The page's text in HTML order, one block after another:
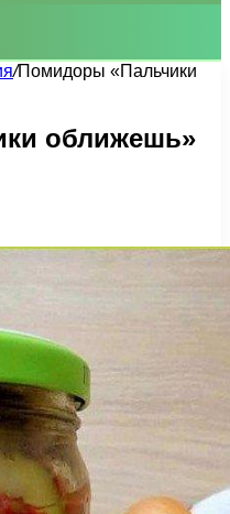
/Помидоры «Пальчики
оближешь»